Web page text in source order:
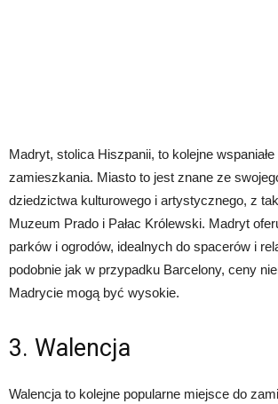
Madryt, stolica Hiszpanii, to kolejne
zamieszkania. Miasto to jest znane ze
dziedzictwa kulturowego i artystycznego, z
Muzeum Prado i Pałac Królewski. Madryt
parków i ogrodów, idealnych do spacerów i
podobnie jak w przypadku Barcelony, ceny
Madrycie mogą być wysokie.
3. Walencja
Walencja to kolejne popularne miejsce do